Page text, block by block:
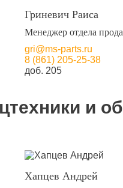
Гриневич Раиса
Менеджер отдела
gri@ms-parts.ru
8 (861) 205-25-38
доб. 205
и
Хапцев Андрей